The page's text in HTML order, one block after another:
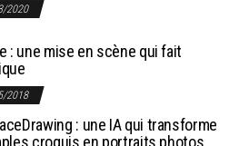
2020
: une mise en scène qui fait
2018
: une IA qui transforme
croquis en portraits photos